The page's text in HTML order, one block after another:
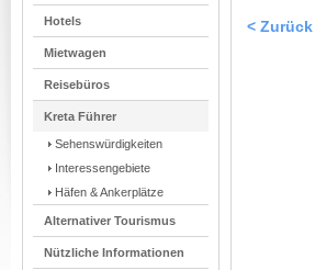
Hotels
Mietwagen
Reisebüros
Kreta Führer
Sehenswürdigkeiten
Interessengebiete
Häfen & Ankerplätze
Alternativer Tourismus
Nützliche Informationen
< Zurück